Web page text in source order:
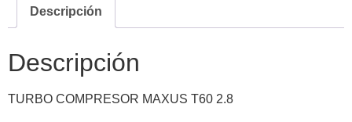
Descripción
Descripción
TURBO COMPRESOR MAXUS T60 2.8